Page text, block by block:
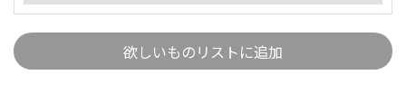
欲しいものリストに追加